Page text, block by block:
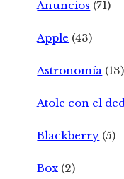
Anuncios (71)
Apple (43)
Astronomía (13)
Atole con el
Blackberry (5)
Box (2)